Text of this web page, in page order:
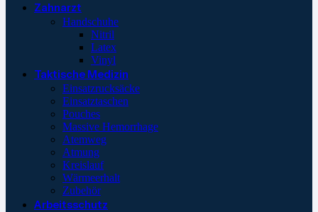
Zahnarzt
Handschuhe
Nitril
Latex
Vinyl
Taktische Medizin
Einsatzrucksäcke
Einsatztaschen
Pouches
Massive Hemorrhage
Atemweg
Atmung
Kreislauf
Wärmeerhalt
Zubehör
Arbeitsschutz